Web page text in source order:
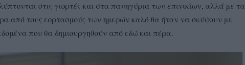
στις γιορτές και στα πανηγύρια των επινικίων, αλλά με τα
από τους εορτασμούς των ημερών καλό θα ήταν να σκύψουν με
που θα δημιουργηθούν από εδώ και πέρα.